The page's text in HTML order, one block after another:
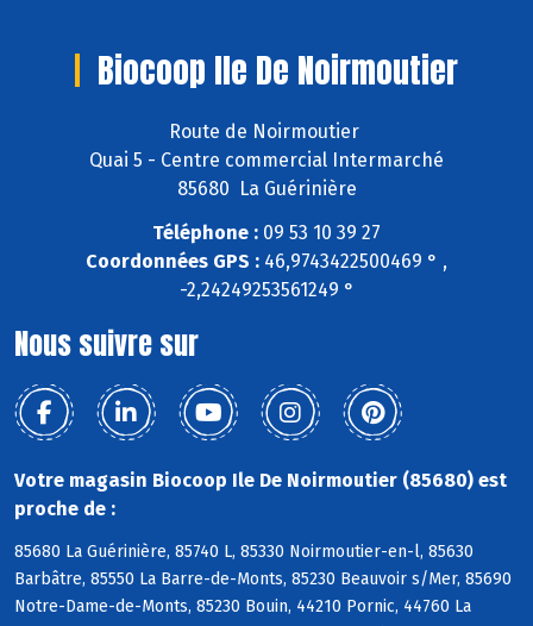
Biocoop Ile De Noirmoutier
Route de Noirmoutier
Quai 5 - Centre commercial Intermarché
85680 La Guérinière
Téléphone : 09 53 10 39 27
Coordonnées GPS : 46,9743422500469 ° ,
-2,24249253561249 °
Nous suivre sur
Votre magasin Biocoop Ile De Noirmoutier (85680) est
proche de :
85680 La Guérinière, 85740 L, 85330 Noirmoutier-en-l, 85630
Barbâtre, 85550 La Barre-de-Monts, 85230 Beauvoir s/Mer, 85690
Notre-Dame-de-Monts, 85230 Bouin, 44210 Pornic, 44760 La